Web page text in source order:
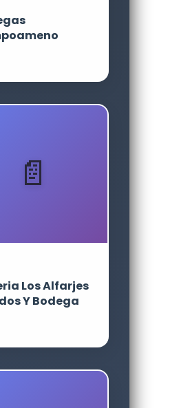
Los Alfarjes
Y Bodega